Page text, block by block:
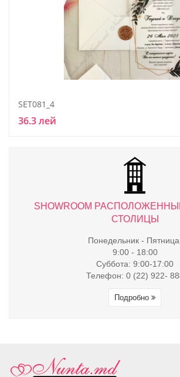
SET081_4
36.3 лей
SHOWROOM
СТОЛИЦЫ
Понедельник -
9:00 - 18:00
Суббота: 9:00-17:00
Телефон: 0 (22) 922-
Подробно